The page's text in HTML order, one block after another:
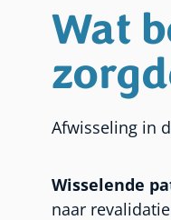
Wat
Afwisseling in
Wisselende
naar